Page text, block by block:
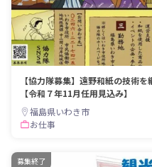
【協力隊募集】遠野和紙の技術
【令和７年11月任用見込み】
福島県いわき市
お仕事
募集終了